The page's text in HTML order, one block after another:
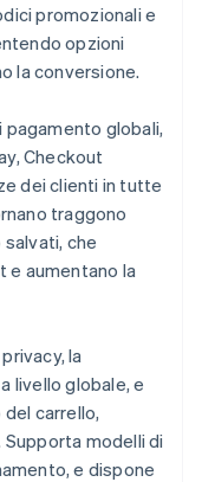
promozionali e
opzioni
la conversione.
globali,
Checkout
dei clienti in tutte
traggono
che
e aumentano la
la
livello globale, e
carrello,
modelli di
e dispone